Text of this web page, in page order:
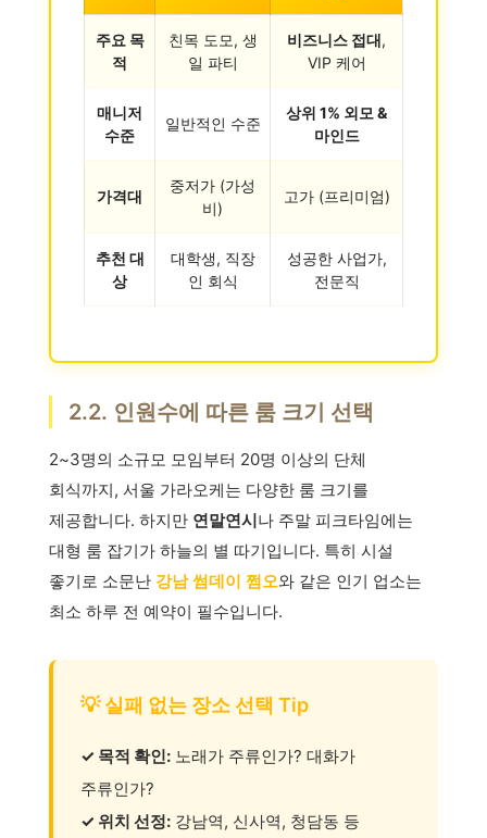
주요 목
적
친목 도모, 생
일 파티
비즈니스 접대,
VIP 케어
매니저
수준
일반적인 수준
상위 1% 외모 &
마인드
가격대
중저가 (가성
비)
고가 (프리미엄)
추천 대
상
대학생, 직장
인 회식
성공한 사업가,
전문직
2.2. 인원수에 따른 룸 크기 선택
2~3명의 소규모 모임부터 20명 이상의 단체
회식까지, 서울 가라오케는 다양한 룸 크기를
제공합니다. 하지만 연말연시나 주말 피크타임에는
대형 룸 잡기가 하늘의 별 따기입니다. 특히 시설
좋기로 소문난 강남 썸데이 쩜오와 같은 인기 업소는
최소 하루 전 예약이 필수입니다.
💡 실패 없는 장소 선택 Tip
✓ 목적 확인: 노래가 주류인가? 대화가
주류인가?
✓ 위치 선정: 강남역, 신사역, 청담동 등